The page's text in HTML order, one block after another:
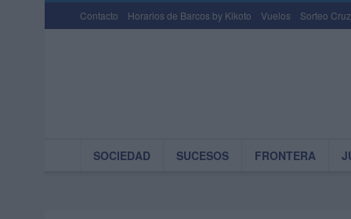
Contacto Horarios de Barcos by Kikoto Vuelos Sorteo
SOCIEDAD SUCESOS FRONTERA